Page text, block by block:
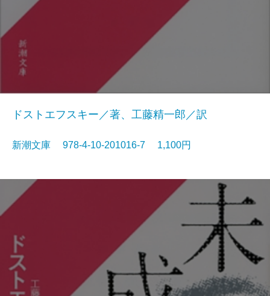
ドストエフスキー／著、工藤精一郎／訳
新潮文庫 978-4-10-201016-7 1,100円